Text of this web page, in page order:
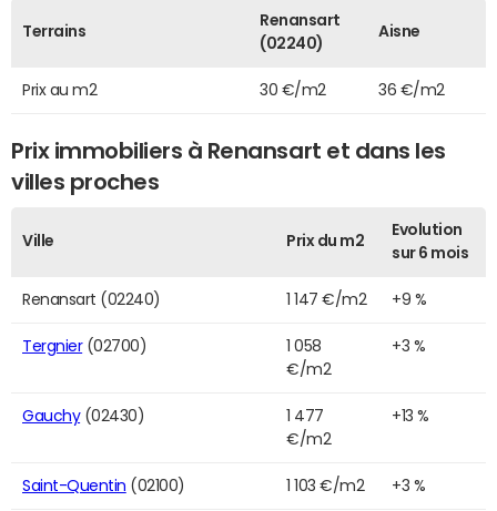
Terrains
Renansart
(02240)
Aisne
Prix au m2 30 €/m2 36 €/m2
Prix immobiliers à Renansart et dans les
villes proches
Ville Prix du m2
Evolution
sur 6 mois
Renansart (02240) 1 147 €/m2 +9 %
Tergnier(02700)
1 058
€/m2
+3 %
Gauchy(02430)
1 477
€/m2
+13 %
Saint-Quentin (02100) 1 103 €/m2 +3 %